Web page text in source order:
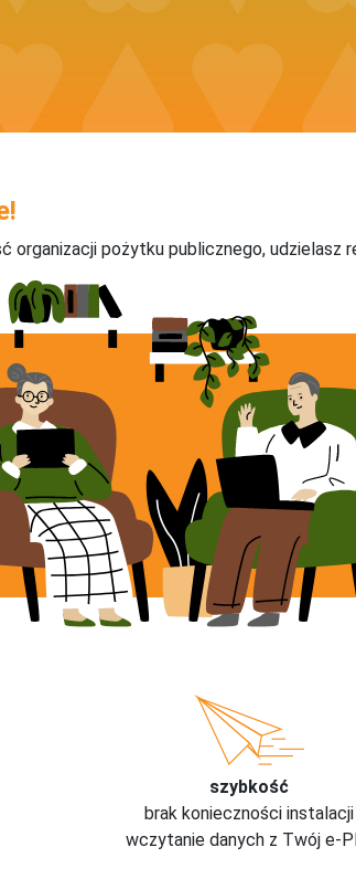
organizacji pożytku publicznego, udzielasz
szybkość
brak konieczności instalacji
wczytanie danych z Twój e-